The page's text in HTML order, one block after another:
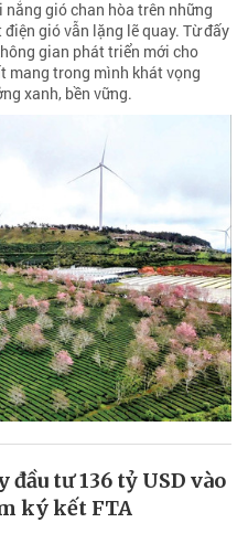
gió chan hòa trên những
gió vẫn lặng lẽ quay. Từ đấy
gian phát triển mới cho
mang trong mình khát vọng
xanh, bền vững.
tư 136 tỷ USD vào
ký kết FTA